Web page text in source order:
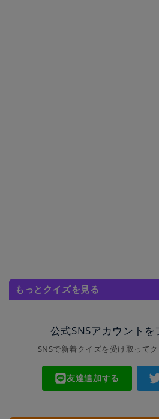
もっとクイズを見る
公式SNSアカウントを
SNSで新着クイズを受け取って
友達追加する